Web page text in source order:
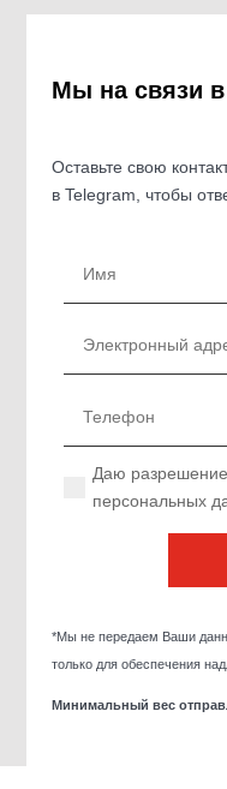
Мы на связи в
Оставьте свою
в Telegram, чтобы
Даю
персональных
*Мы не передаем Ваши
только для обеспечения
Минимальный вес